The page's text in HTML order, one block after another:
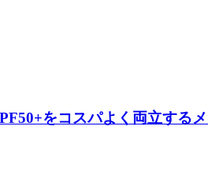
をコスパよく両立する